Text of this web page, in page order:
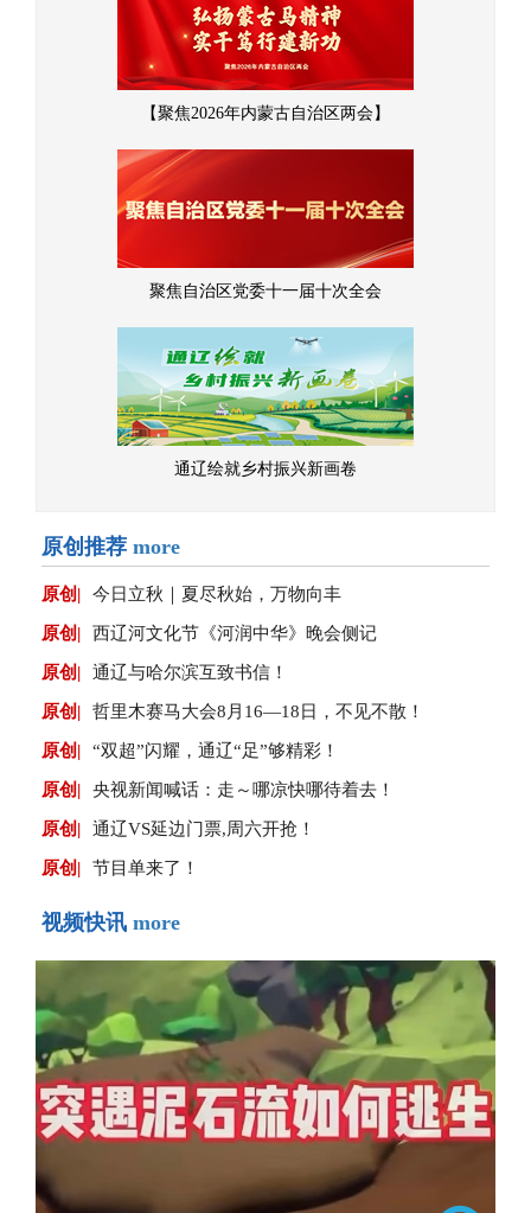
【聚焦2026年内蒙古自治区两会】
聚焦自治区党委十一届十次全会
通辽绘就乡村振兴新画卷
原创推荐 more
原创| 今日立秋｜夏尽秋始，万物向丰
原创| 西辽河文化节《河润中华》晚会侧记
原创| 通辽与哈尔滨互致书信！
原创| 哲里木赛马大会8月16—18日，不见不散！
原创| “双超”闪耀，通辽“足”够精彩！
原创| 央视新闻喊话：走～哪凉快哪待着去！
原创| 通辽VS延边门票,周六开抢！
原创| 节目单来了！
视频快讯 more